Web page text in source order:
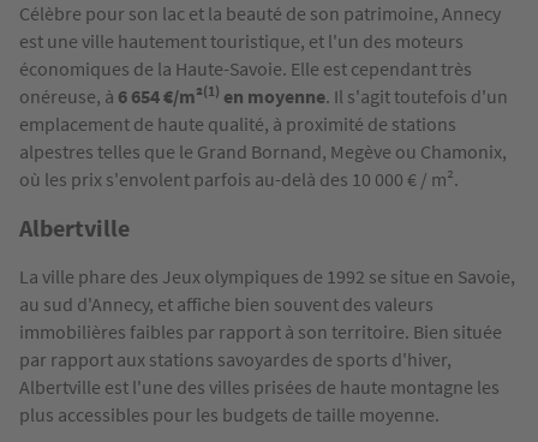
Célèbre pour son lac et la beauté de son patrimoine, Annecy
est une ville hautement touristique, et l'un des moteurs
économiques de la Haute-Savoie. Elle est cependant très
onéreuse, à 6 654 €/m²(1) en moyenne. Il s'agit toutefois d'un
emplacement de haute qualité, à proximité de stations
alpestres telles que le Grand Bornand, Megève ou Chamonix,
où les prix s'envolent parfois au-delà des 10 000 € / m².
Albertville
La ville phare des Jeux olympiques de 1992 se situe en Savoie,
au sud d'Annecy, et affiche bien souvent des valeurs
immobilières faibles par rapport à son territoire. Bien située
par rapport aux stations savoyardes de sports d'hiver,
Albertville est l'une des villes prisées de haute montagne les
plus accessibles pour les budgets de taille moyenne.